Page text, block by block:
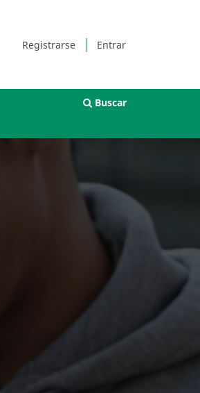
Registrarse Entrar
Buscar